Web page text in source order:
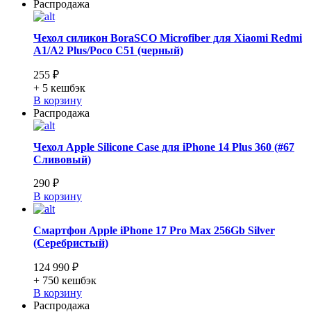
Распродажа
Чехол силикон BoraSCO Microfiber для Xiaomi Redmi
A1/A2 Plus/Poco C51 (черный)
255 ₽
+ 5 кешбэк
В корзину
Распродажа
Чехол Apple Silicone Case для iPhone 14 Plus 360 (#67
Сливовый)
290 ₽
В корзину
Смартфон Apple iPhone 17 Pro Max 256Gb Silver
(Серебристый)
124 990 ₽
+ 750 кешбэк
В корзину
Распродажа